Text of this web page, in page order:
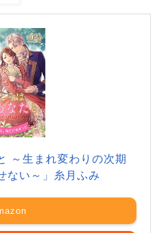
～生まれ変わりの次期
ない～」糸月ふみ